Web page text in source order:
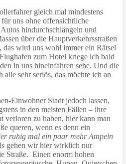
gleich mal mindestens
uns ohne offensichtliche
hindurchschlängeln und
über die Hauptverkehrsstraßen
das wird uns wohl immer ein Rätsel
zum Hotel kriege ich bald
in uns hineinfahren sehe. Und die
sehr seriös, das möchte ich an
Einwohner Stadt jedoch lassen,
in den meisten Fällen – ihre
verloren zu haben, hier kann man
queren, wenn es denn ein
ruhig mal ein paar mehr Ampeln
gehen wir hier wirklich nur
Straße. Einen enorm hohen